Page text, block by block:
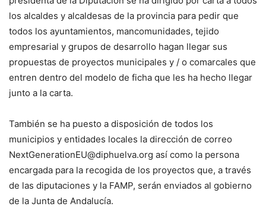
los alcaldes y alcaldesas de la provincia para pedir que
todos los ayuntamientos, mancomunidades, tejido
empresarial y grupos de desarrollo hagan llegar sus
propuestas de proyectos municipales y / o comarcales que
entren dentro del modelo de ficha que les ha hecho llegar
junto a la carta.
También se ha puesto a disposición de todos los
municipios y entidades locales la dirección de correo
NextGenerationEU@diphuelva.org así como la persona
encargada para la recogida de los proyectos que, a través
de las diputaciones y la FAMP, serán enviados al gobierno
de la Junta de Andalucía.